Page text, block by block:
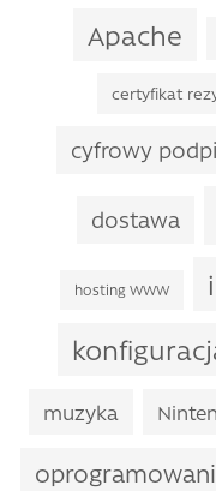
Apache
certyfikat
cyfrowy
dostawa
hosting WWW
muzyka